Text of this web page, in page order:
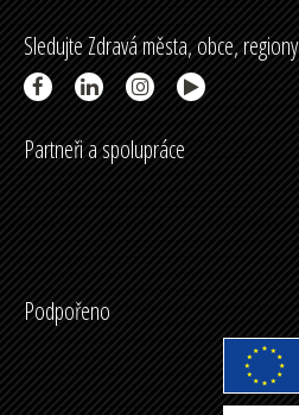
Sledujte Zdravá města, obce, regiony
Partneři a spolupráce
Podpořeno